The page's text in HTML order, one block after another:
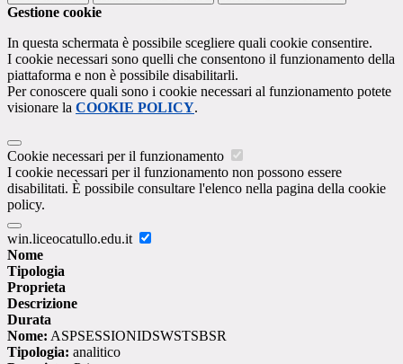
Gestione cookie
In questa schermata è possibile scegliere quali cookie consentire.
I cookie necessari sono quelli che consentono il funzionamento della
piattaforma e non è possibile disabilitarli.
Per conoscere quali sono i cookie necessari al funzionamento potete
visionare la COOKIE POLICY.
Cookie necessari per il funzionamento
I cookie necessari per il funzionamento non possono essere
disabilitati. È possibile consultare l'elenco nella pagina della cookie
policy.
win.liceocatullo.edu.it
Nome
Tipologia
Proprieta
Descrizione
Durata
Nome: ASPSESSIONIDSWSTSBSR
Tipologia: analitico